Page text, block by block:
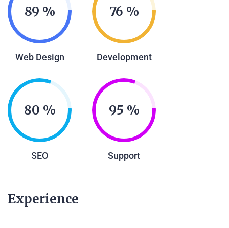
89
Web Design
76
Development
80
SEO
95
Support
Experience